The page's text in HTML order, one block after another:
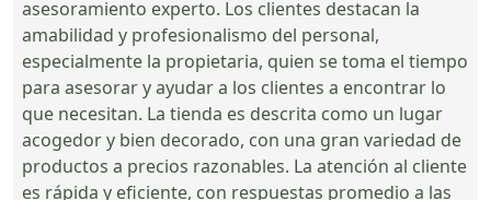
asesoramiento experto. Los clientes destacan la
amabilidad y profesionalismo del personal,
especialmente la propietaria, quien se toma el tiempo
para asesorar y ayudar a los clientes a encontrar lo
que necesitan. La tienda es descrita como un lugar
acogedor y bien decorado, con una gran variedad de
productos a precios razonables. La atención al cliente
es rápida y eficiente, con respuestas promedio a las